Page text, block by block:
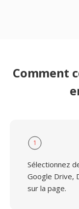
Comment
1
Sélectionnez
Google Drive,
sur la page.